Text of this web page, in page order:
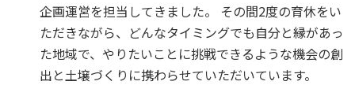
企画運営を担当してきました。 その間2度の育休をい
ただきながら、どんなタイミングでも自分と縁があっ
た地域で、やりたいことに挑戦できるような機会の創
出と土壌づくりに携わらせていただいています。